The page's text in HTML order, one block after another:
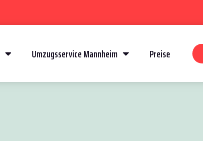
Umzugsservice Mannheim Preise